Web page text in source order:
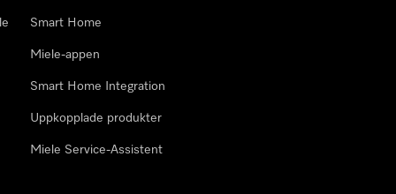
Smart Home
Miele-appen
Smart Home Integration
Uppkopplade produkter
Miele Service-Assistent